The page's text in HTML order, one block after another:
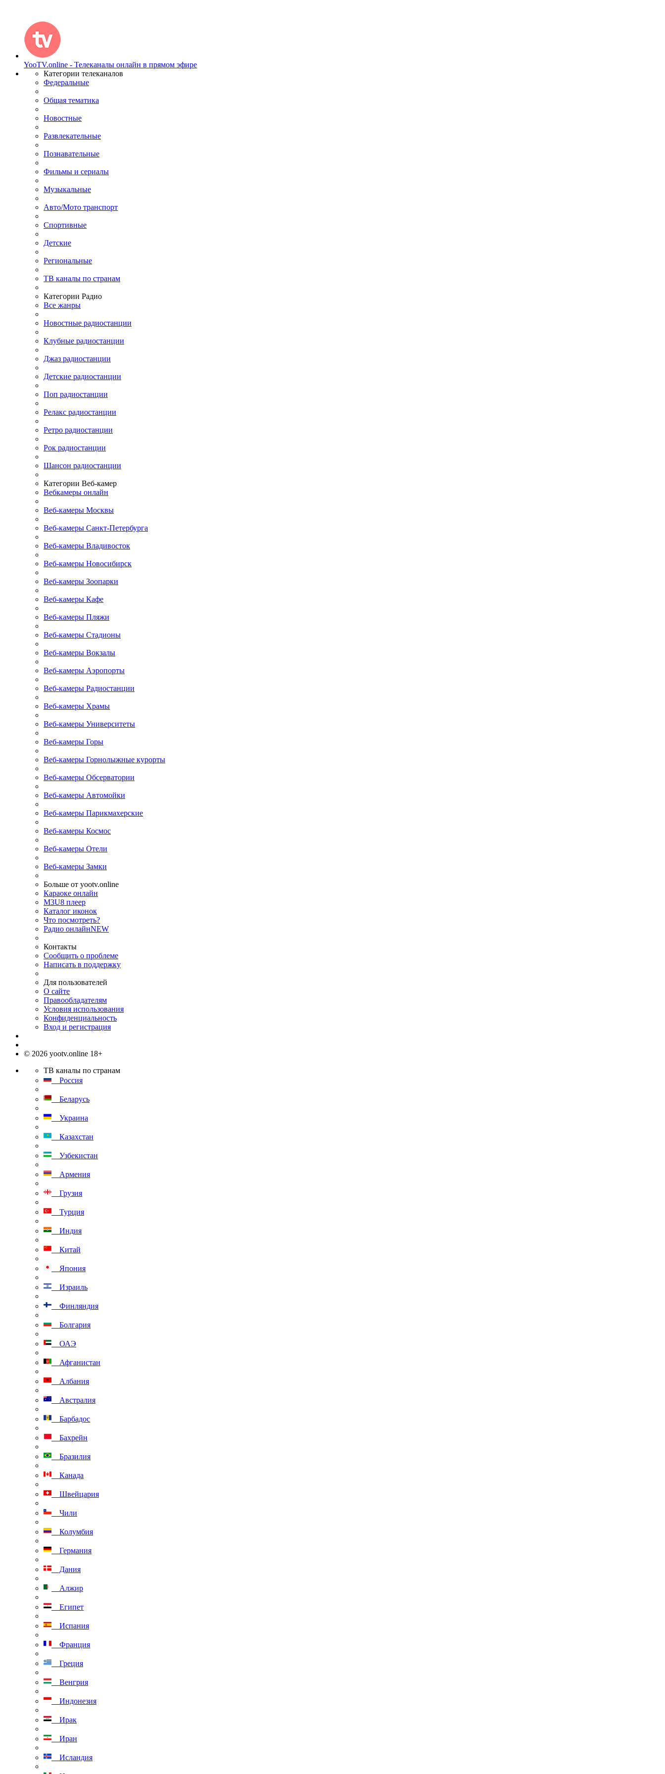
YooTV.online - Телеканалы онлайн в прямом эфире
Категории телеканалов
Федеральные
Общая тематика
Новостные
Развлекательные
Познавательные
Фильмы и сериалы
Музыкальные
Авто/Мото транспорт
Спортивные
Детские
Региональные
ТВ каналы по странам
Категории Радио
Все жанры
Новостные радиостанции
Клубные радиостанции
Джаз радиостанции
Детские радиостанции
Поп радиостанции
Релакс радиостанции
Ретро радиостанции
Рок радиостанции
Шансон радиостанции
Категории Веб-камер
Вебкамеры онлайн
Веб-камеры Москвы
Веб-камеры Санкт-Петербурга
Веб-камеры Владивосток
Веб-камеры Новосибирск
Веб-камеры Зоопарки
Веб-камеры Кафе
Веб-камеры Пляжи
Веб-камеры Стадионы
Веб-камеры Вокзалы
Веб-камеры Аэропорты
Веб-камеры Радиостанции
Веб-камеры Храмы
Веб-камеры Университеты
Веб-камеры Горы
Веб-камеры Горнолыжные курорты
Веб-камеры Обсерватории
Веб-камеры Автомойки
Веб-камеры Парикмахерские
Веб-камеры Космос
Веб-камеры Отели
Веб-камеры Замки
Больше от yootv.online
Караоке онлайн
M3U8 плеер
Каталог иконок
Что посмотреть?
Радио онлайнNEW
Контакты
Сообщить о проблеме
Написать в поддержку
Для пользователей
О сайте
Правообладателям
Условия использования
Конфиденциальность
Вход и регистрация
© 2026 yootv.online 18+
ТВ каналы по странам
Россия
Беларусь
Украина
Казахстан
Узбекистан
Армения
Грузия
Турция
Индия
Китай
Япония
Израиль
Финляндия
Болгария
ОАЭ
Афганистан
Албания
Австралия
Барбадос
Бахрейн
Бразилия
Канада
Швейцария
Чили
Колумбия
Германия
Дания
Алжир
Египет
Испания
Франция
Греция
Венгрия
Индонезия
Ирак
Иран
Исландия